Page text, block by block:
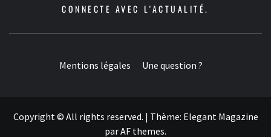
CONNECTE AVEC L'ACTUALITÉ.
Mentions légales Une question ?
Copyright © All rights reserved. | Thème: Elegant Magazine
parAF themes.